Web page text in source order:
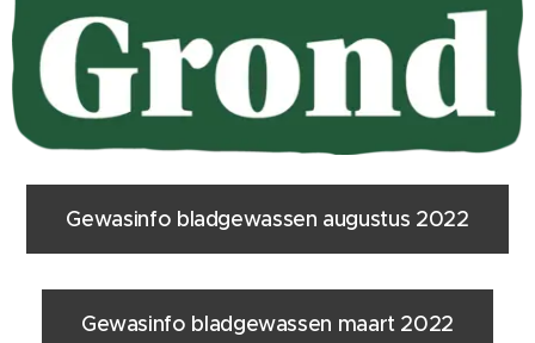
Gewasinfo bladgewassen augustus 2022
Gewasinfo bladgewassen maart 2022